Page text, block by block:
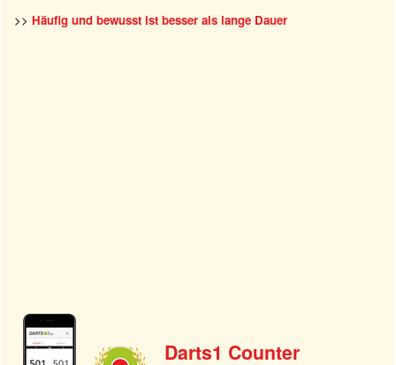
>> Häufig und bewusst ist besser als lange Dauer
Darts1 Counter